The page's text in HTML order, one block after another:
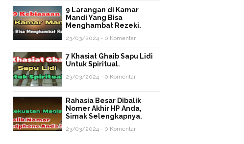
9 Larangan di Kamar
Mandi Yang Bisa
Menghambat Rezeki.
23/03/2024 - 0 Komentar
7 Khasiat Ghaib Sapu Lidi
Untuk Spiritual.
23/03/2024 - 0 Komentar
Rahasia Besar Dibalik
Nomer Akhir HP Anda,
Simak Selengkapnya.
23/03/2024 - 0 Komentar